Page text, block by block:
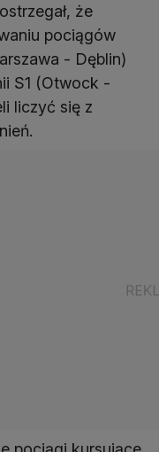
że
pociągów
- Dęblin)
S1 (Otwock -
liczyć się z